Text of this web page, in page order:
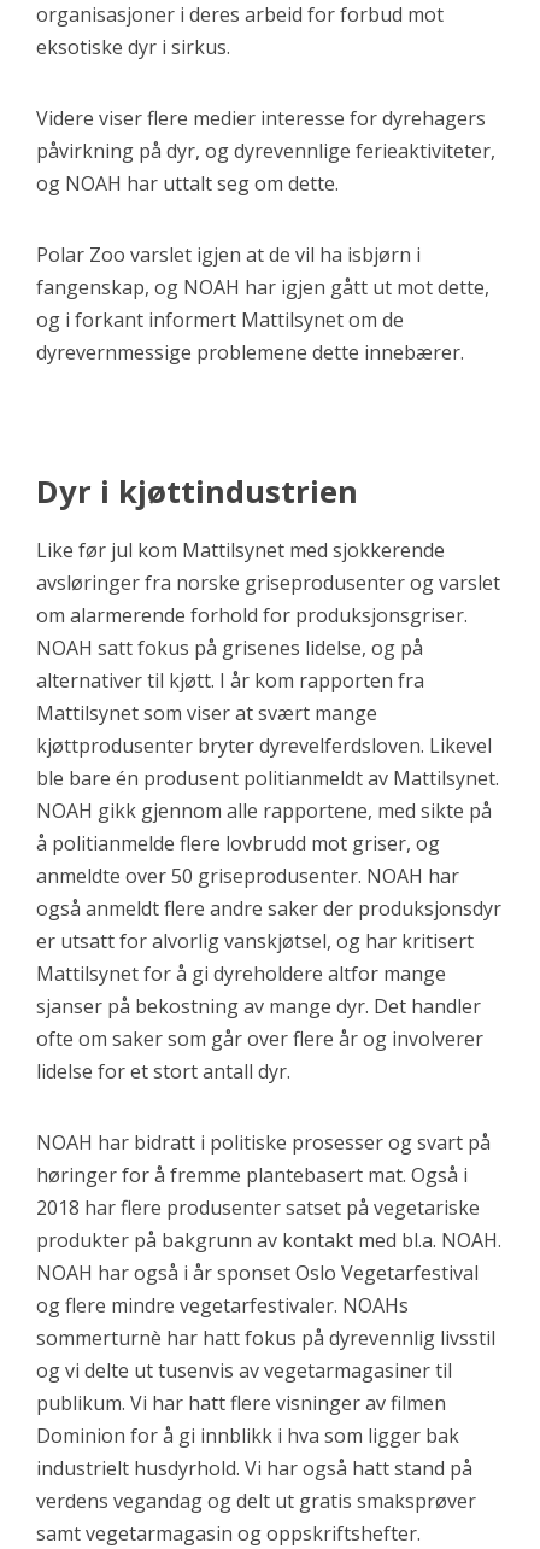
organisasjoner i deres arbeid for forbud mot
eksotiske dyr i sirkus.
Videre viser flere medier interesse for dyrehagers
påvirkning på dyr, og dyrevennlige ferieaktiviteter,
og NOAH har uttalt seg om dette.
Polar Zoo varslet igjen at de vil ha isbjørn i
fangenskap, og NOAH har igjen gått ut mot dette,
og i forkant informert Mattilsynet om de
dyrevernmessige problemene dette innebærer.
Dyr i kjøttindustrien
Like før jul kom Mattilsynet med sjokkerende
avsløringer fra norske griseprodusenter og varslet
om alarmerende forhold for produksjonsgriser.
NOAH satt fokus på grisenes lidelse, og på
alternativer til kjøtt. I år kom rapporten fra
Mattilsynet som viser at svært mange
kjøttprodusenter bryter dyrevelferdsloven. Likevel
ble bare én produsent politianmeldt av Mattilsynet.
NOAH gikk gjennom alle rapportene, med sikte på
å politianmelde flere lovbrudd mot griser, og
anmeldte over 50 griseprodusenter. NOAH har
også anmeldt flere andre saker der produksjonsdyr
er utsatt for alvorlig vanskjøtsel, og har kritisert
Mattilsynet for å gi dyreholdere altfor mange
sjanser på bekostning av mange dyr. Det handler
ofte om saker som går over flere år og involverer
lidelse for et stort antall dyr.
NOAH har bidratt i politiske prosesser og svart på
høringer for å fremme plantebasert mat. Også i
2018 har flere produsenter satset på vegetariske
produkter på bakgrunn av kontakt med bl.a. NOAH.
NOAH har også i år sponset Oslo Vegetarfestival
og flere mindre vegetarfestivaler. NOAHs
sommerturnè har hatt fokus på dyrevennlig livsstil
og vi delte ut tusenvis av vegetarmagasiner til
publikum. Vi har hatt flere visninger av filmen
Dominion for å gi innblikk i hva som ligger bak
industrielt husdyrhold. Vi har også hatt stand på
verdens vegandag og delt ut gratis smaksprøver
samt vegetarmagasin og oppskriftshefter.